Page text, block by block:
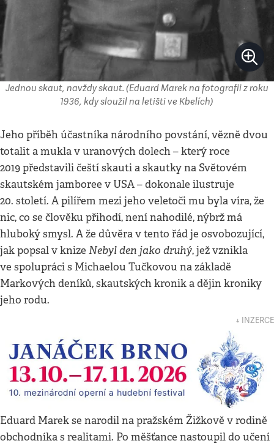
Jednou skaut, navždy skaut. (Eduard Marek na fotografii z roku
1936, kdy sloužil na letišti ve Kbelích)
Jeho příběh účastníka národního povstání, vězně dvou
totalit a mukla v uranových dolech – který roce
2019 představili čeští skauti a skautky na Světovém
skautském jamboree v USA – dokonale ilustruje
20. století. A pilířem mezi jeho veletoči mu byla víra, že
nic, co se člověku přihodí, není nahodilé, nýbrž má
hluboký smysl. A že důvěra v tento řád je osvobozující,
jak popsal v knize Nebyl den jako druhý, jež vznikla
ve spolupráci s Michaelou Tučkovou na základě
Markových deníků, skautských kronik a dějin kroniky
jeho rodu.
↓ INZERCE
Eduard Marek se narodil na pražském Žižkově v rodině
obchodníka s realitami. Po měšťance nastoupil do učení